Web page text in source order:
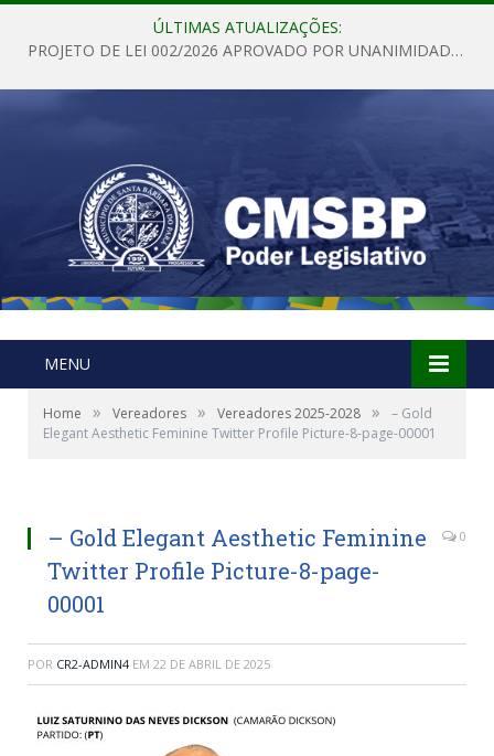
ÚLTIMAS ATUALIZAÇÕES:
PROJETO DE LEI 002/2026 APROVADO POR UNANIMIDADE EM SESSÃO ORDINÁRIA NESTA QUINTA – FEIRA 28 DE MAIO DE 2026
MENU
Home » Vereadores » Vereadores 2025-2028 »
– Gold
Elegant Aesthetic Feminine Twitter Profile Picture-8-page-00001
– Gold Elegant Aesthetic Feminine
Twitter Profile Picture-8-page-
00001
0
POR CR2-ADMIN4 EM 22 DE ABRIL DE 2025